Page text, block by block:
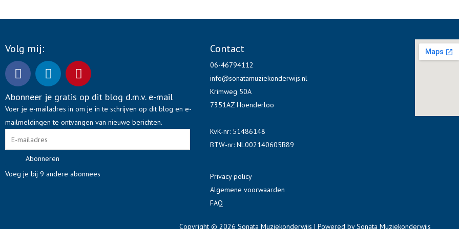
Volg mij:
F
a
c
e
b
o
o
L
i
n
k
e
d
n
P
i
n
t
e
r
t
Abonneer je gratis op dit blog d.m.v. e-mail
Voer je e-mailadres in om je in te schrijven op dit blog en e-
mailmeldingen te ontvangen van nieuwe berichten.
E-
mailadres
Abonneren
Voeg je bij 9 andere abonnees
Contact
06-46794112
info@sonatamuziekonderwijs.nl
Krimweg 50A
7351AZ Hoenderloo
KvK-nr: 51486148
BTW-nr: NL002140605B89
Privacy policy
Algemene voorwaarden
FAQ
Copyright © 2026 Sonata Muziekonderwijs | Powered by Sonata Muziekonderwijs